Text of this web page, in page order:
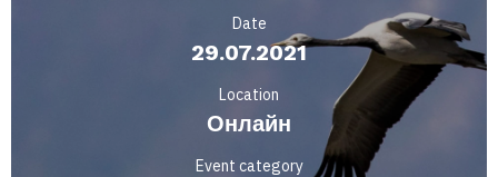
Date
29.07.2021
Location
Онлайн
Event category